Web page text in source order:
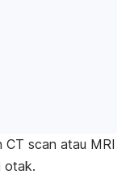
CT scan atau MRI
otak.